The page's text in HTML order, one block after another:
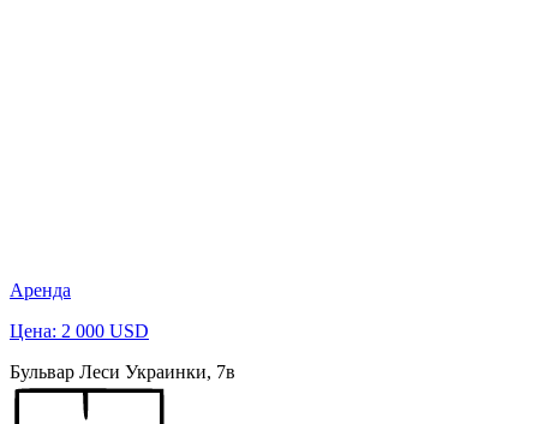
Аренда
Цена: 2 000 USD
Бульвар Леси Украинки, 7в